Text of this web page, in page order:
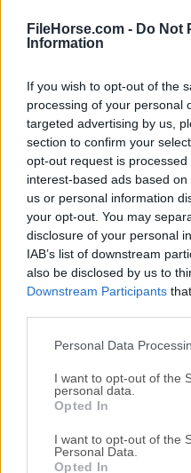
FileHorse.com - Do Not
Information
If you wish to opt-out of the
processing of your personal
targeted advertising by us,
section to confirm your
opt-out request is
interest-based ads based
us or personal information
your opt-out. You may
disclosure of your personal
IAB’s list of downstream
also be disclosed by us to
Downstream Participants
Personal Data
I want to opt-out of the
personal data.
Opted In
I want to opt-out of the
Personal Data.
Opted In
versión anterior de
Para aquellos interesados
reciente de MongoDB
simplemente hazclic aquí.
Todas las versiones
sitio web son
disponibles para su
Nos encantaría saber de ti
Si tienes alguna pregunta
con nosotros, dirígete a
háznoslo saber.